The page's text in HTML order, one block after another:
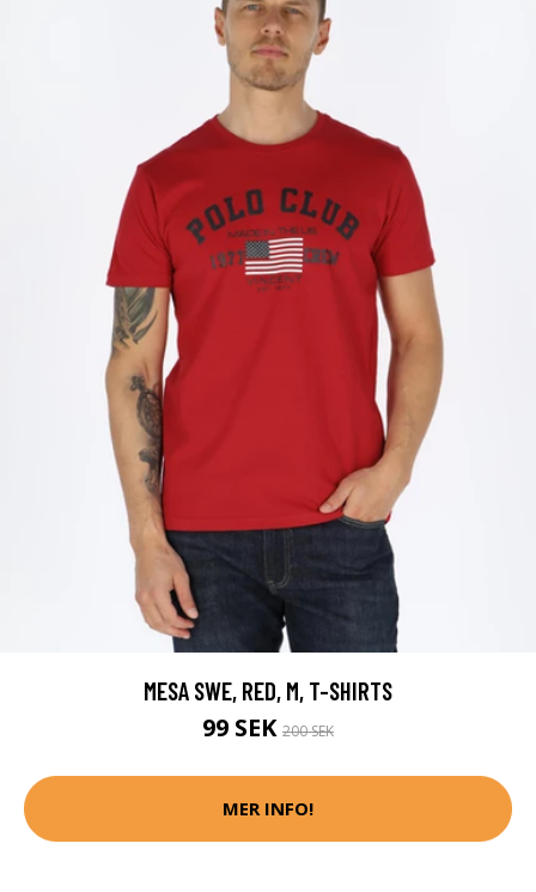
MESA SWE, RED, M, T-SHIRTS
99 SEK 200 SEK
MER INFO!